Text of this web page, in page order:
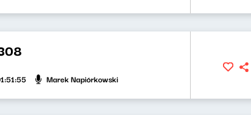
Marek Napiórkowski